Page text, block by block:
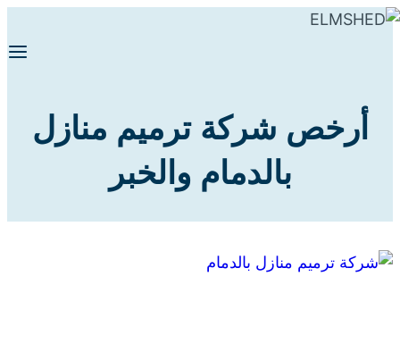
التجاوز
أرخص شركة ترميم منازل
بالدمام والخبر